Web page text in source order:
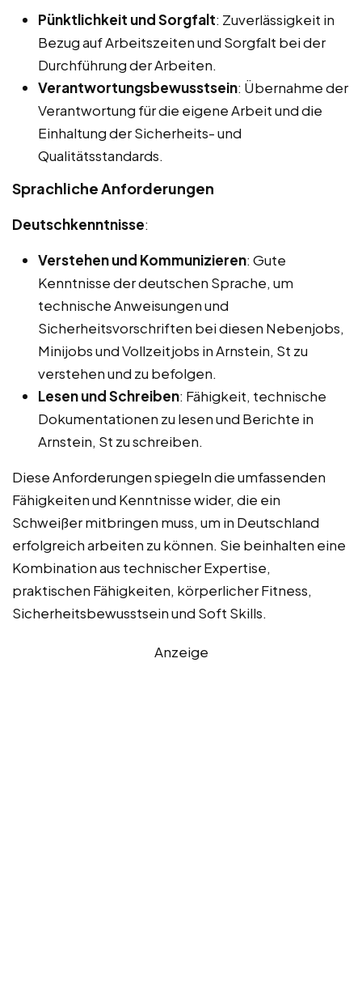
Pünktlichkeit und Sorgfalt: Zuverlässigkeit in
Bezug auf Arbeitszeiten und Sorgfalt bei der
Durchführung der Arbeiten.
Verantwortungsbewusstsein: Übernahme der
Verantwortung für die eigene Arbeit und die
Einhaltung der Sicherheits- und
Qualitätsstandards.
Sprachliche Anforderungen
Deutschkenntnisse:
Verstehen und Kommunizieren: Gute
Kenntnisse der deutschen Sprache, um
technische Anweisungen und
Sicherheitsvorschriften bei diesen Nebenjobs,
Minijobs und Vollzeitjobs in Arnstein, St zu
verstehen und zu befolgen.
Lesen und Schreiben: Fähigkeit, technische
Dokumentationen zu lesen und Berichte in
Arnstein, St zu schreiben.
Diese Anforderungen spiegeln die umfassenden
Fähigkeiten und Kenntnisse wider, die ein
Schweißer mitbringen muss, um in Deutschland
erfolgreich arbeiten zu können. Sie beinhalten eine
Kombination aus technischer Expertise,
praktischen Fähigkeiten, körperlicher Fitness,
Sicherheitsbewusstsein und Soft Skills.
Anzeige